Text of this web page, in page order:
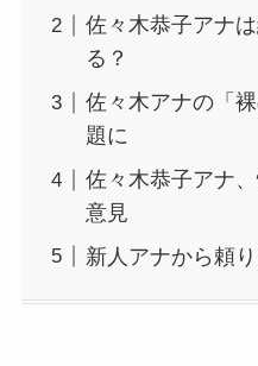
佐々木恭子アナ
る？
佐々木アナの「
題に
佐々木恭子アナ
意見
新人アナから頼